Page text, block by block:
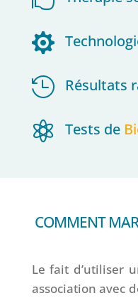

 Résultats
 Tests de
COMMENT
Le fait d’utiliser
association avec